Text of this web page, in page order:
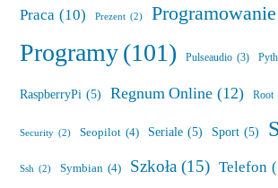
Praca (10) Prezent (2) Programowanie
Programy(101) Pulseaudio (3)
RaspberryPi (5) Regnum Online (12) Root
Security (2) Seopilot (4) Seriale (5) Sport (5)
Ssh (2) Symbian (4) Szkoła (15) Telefon